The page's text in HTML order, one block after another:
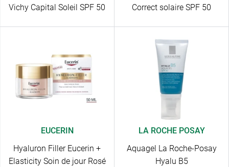
Vichy Capital Soleil SPF 50 Correct solaire SPF 50
EUCERIN
Hyaluron Filler Eucerin +
Elasticity Soin de jour Rosé
LA ROCHE POSAY
Aquagel La Roche-Posay
Hyalu B5